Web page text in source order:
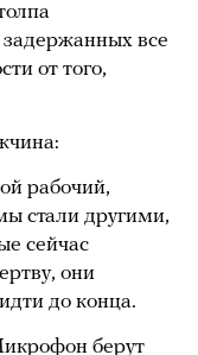
все
от того,
рабочий,
стали другими,
сейчас
они
до конца.
берут